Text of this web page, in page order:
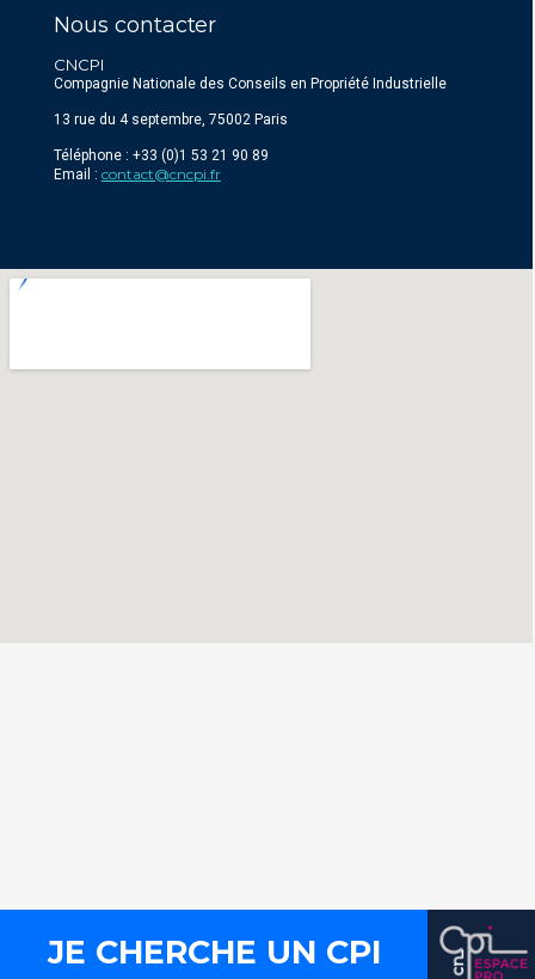
Nous contacter
CNCPI
Compagnie Nationale des Conseils en Propriété Industrielle
13 rue du 4 septembre, 75002 Paris
Téléphone : +33 (0)1 53 21 90 89
Email : contact@cncpi.fr
JE CHERCHE UN CPI